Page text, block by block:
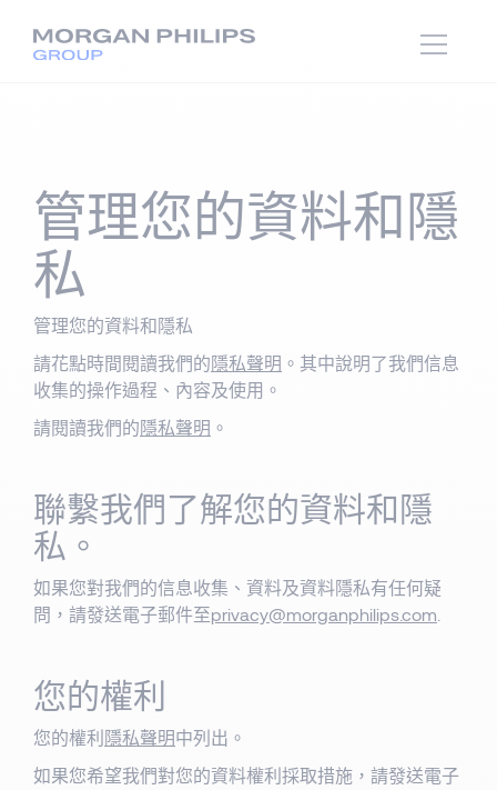
管理您的資料和隱
私
管理您的資料和隱私
請花點時間閱讀我們的隱私聲明 。其中說明了我們信息
收集的操作過程、內容及使用。
請閱讀我們的隱私聲明 。
聯繫我們了解您的資料和隱
私。
如果您對我們的信息收集、資料及資料隱私有任何疑
問，請發送電子郵件至privacy@morganphilips.com
您的權利
您的權利隱私聲明中列出。
如果您希望我們對您的資料權利採取措施，請發送電子